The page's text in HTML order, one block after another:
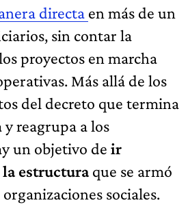
directa en más de un
sin contar la
proyectos en marcha
Más allá de los
del decreto que termina
reagrupa a los
un objetivo de ir
estructuraque se armó
sociales.